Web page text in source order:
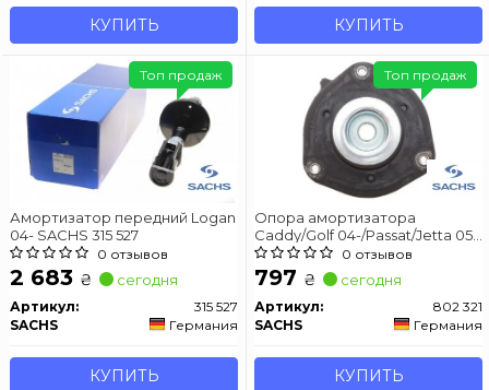
КУПИТЬ КУПИТЬ
Амортизатор передний Logan
04- SACHS 315 527
0 отзывов
2 683 ₴ сегодня
Артикул:
315 527
SACHS
Германия
КУПИТЬ
Топ продаж
Опора амортизатора
Caddy/Golf 04-/Passat/Jetta 05-
SACHS 802 3210 отзывов
797 ₴ сегодня
Артикул:
802 321
SACHS
Германия
КУПИТЬ
Топ продаж